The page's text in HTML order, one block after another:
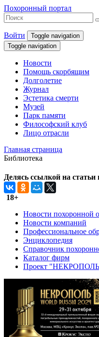
Похоронный портал
Войти
Toggle navigation
Toggle navigation
Новости
Помощь скорбящим
Долголетие
Журнал
Эстетика смерти
Музей
Парк памяти
Философский клуб
Лицо отрасли
Главная страница
Библиотека
Делясь ссылкой на статьи
18+
Новости похоронной
Новости компаний
Профессиональное
Энциклопедия
Справочник
Каталог фирм
Проект